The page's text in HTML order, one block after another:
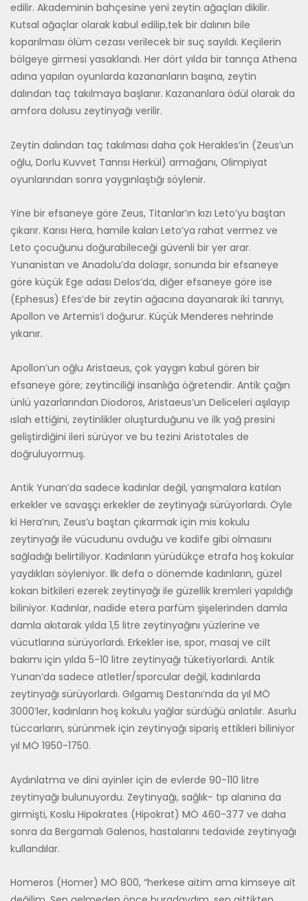
edilir. Akademinin bah­çesine yeni zeytin ağaçları dikilir.
Kutsal ağaçlar olarak kabul edilip,tek bir dalının bile
koparılması ölüm cezası verilecek bir suç sayıldı. Keçi­lerin
bölgeye girmesi yasaklandı. Her dört yılda bir tanrıça Athena
adı­na yapılan oyunlarda kazananların başına, zeytin
dalından taç takılmaya başlanır. Kazananlara ödül olarak da
amfora dolusu zeytinyağı verilir.
Zeytin dalından taç takılması daha çok Herakles’in (Zeus’un
oğlu, Dorlu Kuvvet Tanrısı Herkül) armağanı, Olimpiyat
oyunlarından sonra yay­gınlaştığı söylenir.
Yine bir efsaneye göre Zeus, Titanlar’ın kızı Leto’yu baştan
çıkarır. Ka­rısı Hera, hamile kalan Leto’ya rahat vermez ve
Leto çocuğunu doğura­bileceği güvenli bir yer arar.
Yunanistan ve Anadolu’da dolaşır, sonun­da bir efsaneye
göre küçük Ege adası Delos’da, diğer efsaneye göre ise
(Ephesus) Efes’de bir zeytin ağacına dayanarak iki tanrıyı,
Apollon ve Artemis’i doğurur. Küçük Menderes nehrinde
yıkanır.
Apollon’un oğlu Aristaeus, çok yaygın kabul gören bir
efsaneye göre; zeytinciliği insanlığa öğretendir. Antik çağın
ünlü yazarlarından Diodo­ros, Aristaeus’un Deliceleri aşılayıp
ıslah ettiğini, zeytinlikler oluşturdu­ğunu ve ilk yağ presini
geliştirdiğini ileri sürüyor ve bu tezini Aristotales de
doğruluyormuş.
Antik Yunan’da sadece kadınlar değil, yarışmalara katılan
erkekler ve savaşçı erkekler de zeytinyağı sürüyorlardı. Öyle
ki Hera’nın, Zeus’u baştan çıkarmak için mis kokulu
zeytinyağı ile vücudunu ovduğu ve ka­dife gibi olmasını
sağladığı belirtiliyor. Kadınların yürüdükçe etrafa hoş kokular
yaydıkları söyleniyor. İlk defa o dönemde kadınların, güzel
ko­kan bitkileri ezerek zeytinyağı ile güzellik kremleri yapıldığı
biliniyor. Kadınlar, nadide etera parfüm şişelerinden damla
damla akıtarak yılda 1,5 litre zeytinyağını yüzlerine ve
vücutlarına sürüyorlardı. Erkekler ise, spor, masaj ve cilt
bakımı için yılda 5-10 litre zeytinyağı tüketiyorlardı. Antik
Yunan’da sadece atletler/sporcular değil, kadınlarda
zeytinyağı sürüyorlardı. Gılgamış Destanı’nda da yıl MÖ
3000’ler, kadınların hoş kokulu yağlar sürdüğü anlatılır. Asurlu
tüccarların, sürünmek için zey­tinyağı sipariş ettikleri biliniyor
yıl MÖ 1950-1750.
Aydınlatma ve dini ayinler için de evlerde 90-110 litre
zeytinyağı bulu­nuyordu. Zeytinyağı, sağlık- tıp alanına da
girmişti, Koslu Hipokrates (Hipokrat) MÖ 460-377 ve daha
sonra da Bergamalı Galenos, hastalarını tedavide zeytinyağı
kullandılar.
Homeros (Homer) MÖ 800, “herkese aitim ama kimseye ait